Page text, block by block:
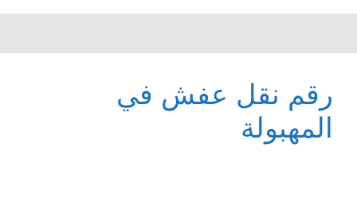
رقم نقل عفش في
المهبولة